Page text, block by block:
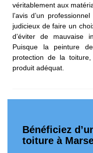
véritablement aux
l’avis d’un
judicieux de faire un
d’éviter de mauvaise
Puisque la peinture
protection de la
produit adéquat.
Bénéficiez
toiture à